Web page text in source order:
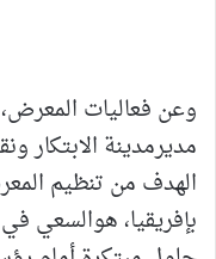
وعن فعاليات المعرض،
مديرمدينة الابتكار
الهدف من تنظيم
بإفريقيا، هوالسعي